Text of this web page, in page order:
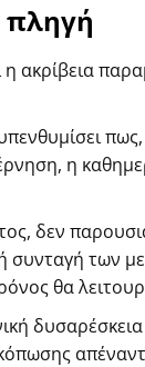
πληγή
ακρίβεια
η
δεν
συνταγή των
θα